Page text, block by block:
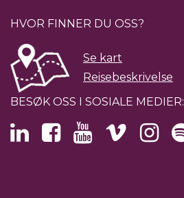
HVOR FINNER DU OSS?
Se kart
Reisebeskrivelse
BESØK OSS I SOSIALE MEDIER: